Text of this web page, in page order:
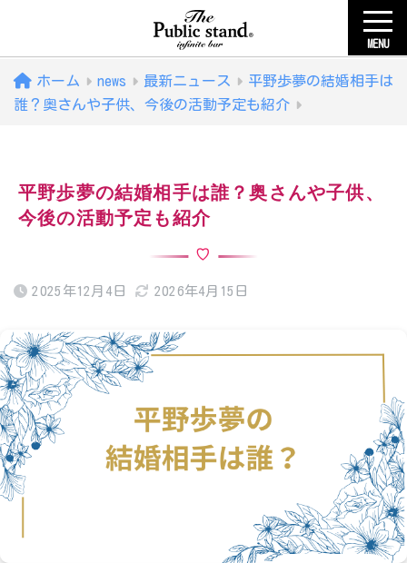
MENU
ホーム news 最新ニュース
平野歩夢の結婚相手は
誰？奥さんや子供、今後の活動予定も紹介
平野歩夢の結婚相手は誰？奥さんや子供、
今後の活動予定も紹介
2025年12月4日 2026年4月15日